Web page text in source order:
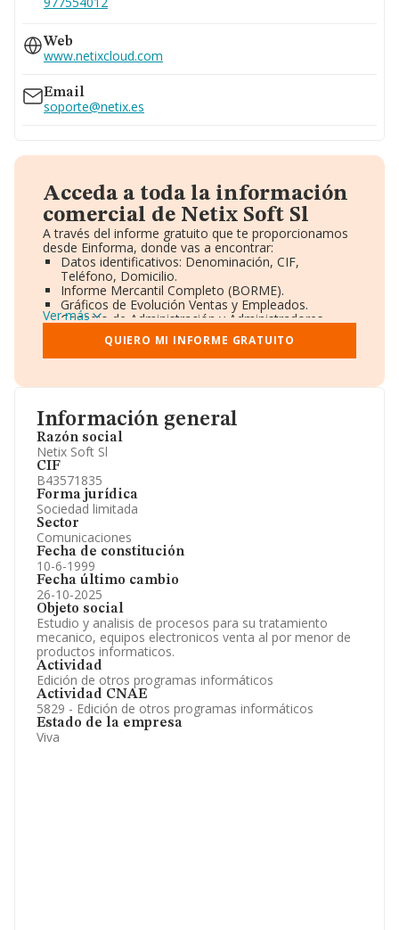
Información general
Razón social
Netix Soft Sl
CIF
B43571835
Forma jurídica
Sociedad limitada
Sector
Comunicaciones
Fecha de constitución
10-6-1999
Fecha último cambio
26-10-2025
Objeto social
Estudio y analisis de procesos para su tratamiento
mecanico, equipos electronicos venta al por menor de
productos informaticos.
Actividad
Edición de otros programas informáticos
Actividad CNAE
5829 - Edición de otros programas informáticos
Estado de la empresa
Viva
Web
www.netixcloud.com
Email
soporte@netix.es
Acceda a toda la información
comercial de Netix Soft Sl
A través del informe gratuito que te proporcionamos
desde Einforma, donde vas a encontrar:
Datos identificativos: Denominación, CIF,
Teléfono, Domicilio.
Informe Mercantil Completo (BORME).
Gráficos de Evolución Ventas y Empleados.
Consejo de Administración y Administradores.
Directivos y Ejecutivos.
Accionistas.
Participaciones y Vinculaciones en otras empresas.
Información oficial y registral complementaria.
Ver más
QUIERO MI INFORME GRATUITO